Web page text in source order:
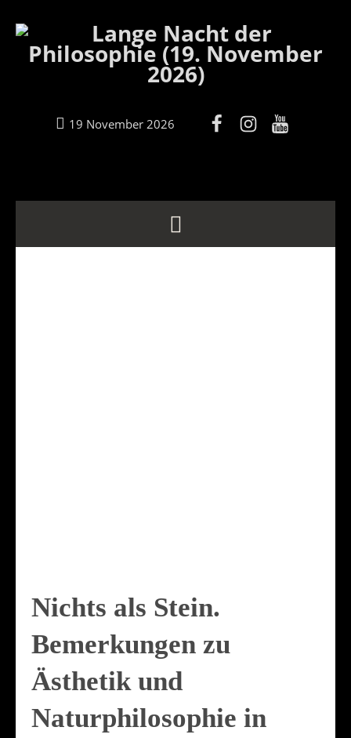
19 November 2026
Nichts als Stein.
Bemerkungen zu
Ästhetik und
Naturphilosophie in